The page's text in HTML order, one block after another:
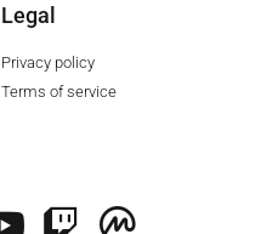
Legal
Privacy policy
Terms of service